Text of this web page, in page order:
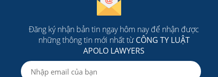
Đăng ký nhận bản tin ngay hôm nay để nhận được
những thông tin mới nhất từCÔNG TY LUẬT
APOLO LAWYERS